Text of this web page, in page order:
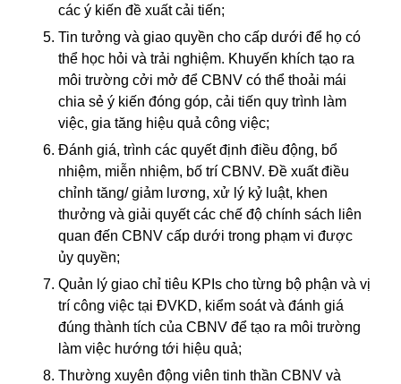
các ý kiến đề xuất cải tiến;
Tin tưởng và giao quyền cho cấp dưới để họ có
thể học hỏi và trải nghiệm. Khuyến khích tạo ra
môi trường cởi mở để CBNV có thể thoải mái
chia sẻ ý kiến đóng góp, cải tiến quy trình làm
việc, gia tăng hiệu quả công việc;
Đánh giá, trình các quyết định điều động, bổ
nhiệm, miễn nhiệm, bố trí CBNV. Đề xuất điều
chỉnh tăng/ giảm lương, xử lý kỷ luật, khen
thưởng và giải quyết các chế độ chính sách liên
quan đến CBNV cấp dưới trong phạm vi được
ủy quyền;
Quản lý giao chỉ tiêu KPIs cho từng bộ phận và vị
trí công việc tại ĐVKD, kiểm soát và đánh giá
đúng thành tích của CBNV để tạo ra môi trường
làm việc hướng tới hiệu quả;
Thường xuyên động viên tinh thần CBNV và